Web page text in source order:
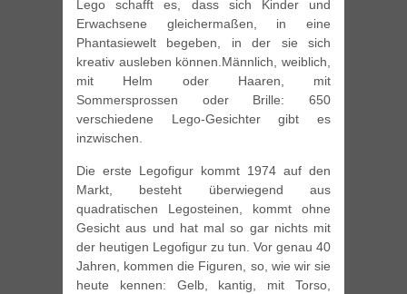
Lego schafft es, dass sich Kinder und
Erwachsene gleichermaßen, in eine
Phantasiewelt begeben, in der sie sich
kreativ ausleben können.Männlich, weiblich,
mit Helm oder Haaren, mit
Sommersprossen oder Brille: 650
verschiedene Lego-Gesichter gibt es
inzwischen.
Die erste Legofigur kommt 1974 auf den
Markt, besteht überwiegend aus
quadratischen Legosteinen, kommt ohne
Gesicht aus und hat mal so gar nichts mit
der heutigen Legofigur zu tun. Vor genau 40
Jahren, kommen die Figuren, so, wie wir sie
heute kennen: Gelb, kantig, mit Torso,